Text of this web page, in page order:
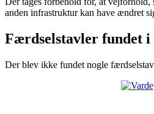
anden infrastruktur kan have ændret
Færdselstavler fundet
Der blev ikke fundet nogle